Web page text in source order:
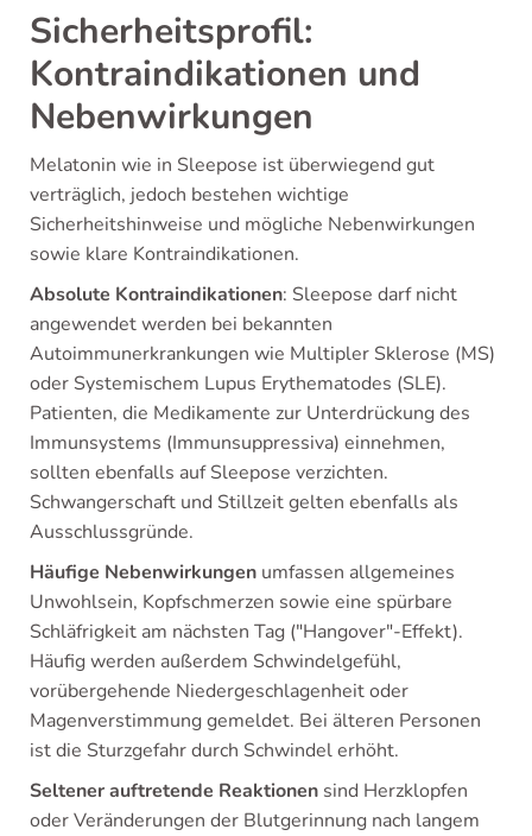
Sicherheitsprofil:
Kontraindikationen und
Nebenwirkungen
Melatonin wie in Sleepose ist überwiegend gut
verträglich, jedoch bestehen wichtige
Sicherheitshinweise und mögliche Nebenwirkungen
sowie klare Kontraindikationen.
Absolute Kontraindikationen: Sleepose darf nicht
angewendet werden bei bekannten
Autoimmunerkrankungen wie Multipler Sklerose (MS)
oder Systemischem Lupus Erythematodes (SLE).
Patienten, die Medikamente zur Unterdrückung des
Immunsystems (Immunsuppressiva) einnehmen,
sollten ebenfalls auf Sleepose verzichten.
Schwangerschaft und Stillzeit gelten ebenfalls als
Ausschlussgründe.
Häufige Nebenwirkungen umfassen allgemeines
Unwohlsein, Kopfschmerzen sowie eine spürbare
Schläfrigkeit am nächsten Tag ("Hangover"-Effekt).
Häufig werden außerdem Schwindelgefühl,
vorübergehende Niedergeschlagenheit oder
Magenverstimmung gemeldet. Bei älteren Personen
ist die Sturzgefahr durch Schwindel erhöht.
Seltener auftretende Reaktionen sind Herzklopfen
oder Veränderungen der Blutgerinnung nach langem